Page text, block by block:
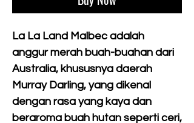
La La Land Malbec adalah
anggur merah buah-buahan dari
Australia, khususnya daerah
Murray Darling, yang dikenal
dengan rasa yang kaya dan
beraroma buah hutan seperti ceri,